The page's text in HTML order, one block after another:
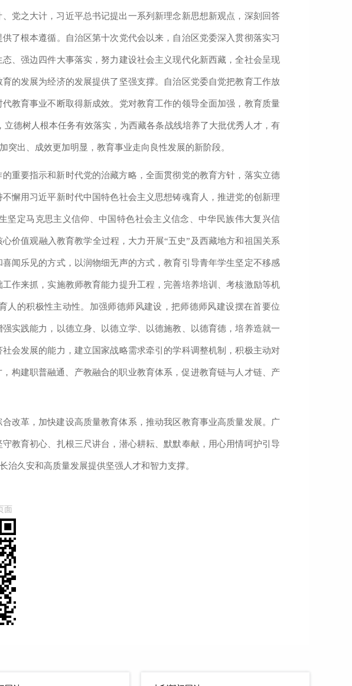
党之大计，习近平总书记提出一系列新理念新思想新观点，深刻回答
了根本遵循。自治区第十次党代会以来，自治区党委深入贯彻落实习
、强边四件大事落实，努力建设社会主义现代化新西藏，全社会呈现
的发展为经济的发展提供了坚强支撑。自治区党委自觉把教育工作放
教育事业不断取得新成效。党对教育工作的领导全面加强，教育质量
德树人根本任务有效落实，为西藏各条战线培养了大批优秀人才，有
出、成效更加明显，教育事业走向良性发展的新阶段。
重要指示和新时代党的治藏方略，全面贯彻党的教育方针，落实立德
懈用习近平新时代中国特色社会主义思想铸魂育人，推进党的创新理
定马克思主义信仰、中国特色社会主义信念、中华民族伟大复兴信
价值观融入教育教学全过程，大力开展“五史”及西藏地方和祖国关系
闻乐见的方式，以润物细无声的方式，教育引导青年学生坚定不移感
作来抓，实施教师教育能力提升工程，完善培养培训、考核激励等机
的积极性主动性。加强师德师风建设，把师德师风建设摆在首要位
实践能力，以德立身、以德立学、以德施教、以德育德，培养造就一
会发展的能力，建立国家战略需求牵引的学科调整机制，积极主动对
构建职普融通、产教融合的职业教育体系，促进教育链与人才链、产
改革，加快建设高质量教育体系，推动我区教育事业高质量发展。广
教育初心、扎根三尺讲台，潜心耕耘、默默奉献，用心用情呵护引导
久安和高质量发展提供坚强人才和智力支撑。
面